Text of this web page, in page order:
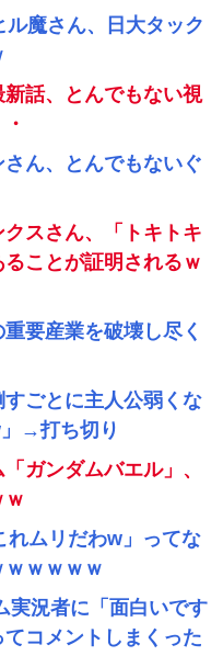
ル魔さん、日大タック
新話、とんでもない視
さん、とんでもないぐ
クスさん、「トキトキ
ことが証明されるｗ
要産業を破壊し尽く
すごとに主人公弱くな
→打ち切り
ガンダムバエル」、
れムリだわw」ってな
ｗｗｗｗ
実況者に「面白いです
コメントしまくった